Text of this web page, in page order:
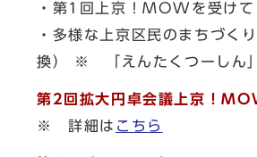
・第1回上京！MOWを受けて
・多様な上京区民のまちづく
換） ※ 「えんたくつーしん
第2回拡大円卓会議上京！
※ 詳細は こちら